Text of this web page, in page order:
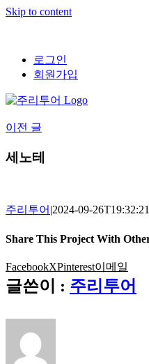
Skip to content
로그인
회원가입
이전 글
세노테
주리투어 |2024-09-
Share This Project With
FacebookXPinterest이메일
글쓴이 : 주리투어